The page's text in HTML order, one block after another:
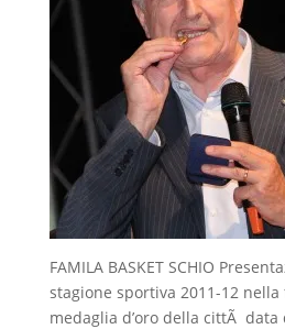
FAMILA BASKET SCHIO
stagione sportiva 2011-12 nella
medaglia d’oro della cittÃ data